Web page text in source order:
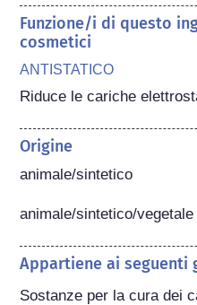
Funzione/i di questo
cosmetici
ANTISTATICO
Riduce le cariche
Origine
animale/sintetico
animale/sintetico/vegetale
Appartiene ai seguenti
Sostanze per la cura dei